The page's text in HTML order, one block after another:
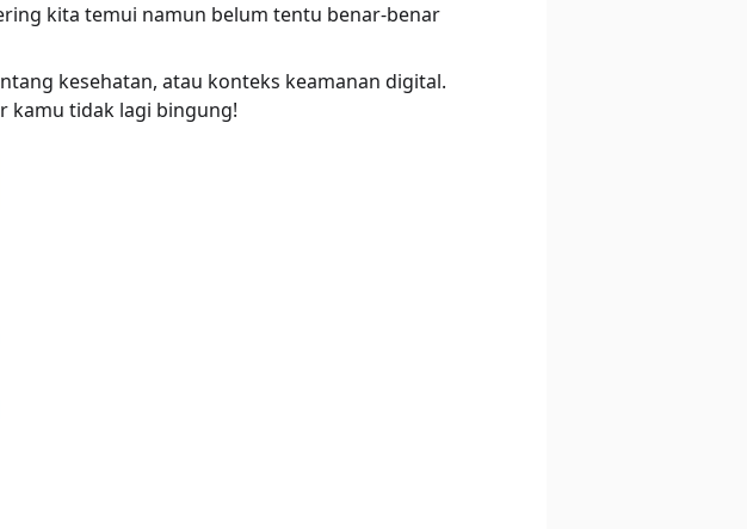
kita temui namun belum tentu benar-benar
kesehatan, atau konteks keamanan digital.
kamu tidak lagi bingung!